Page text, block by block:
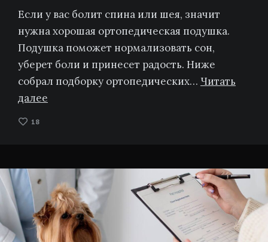
Если у вас болит спина или шея, значит
нужна хорошая ортопедическая подушка.
Подушка поможет нормализовать сон,
уберет боли и принесет радость. Ниже
собрал подборку ортопедических… Читать
далее
18